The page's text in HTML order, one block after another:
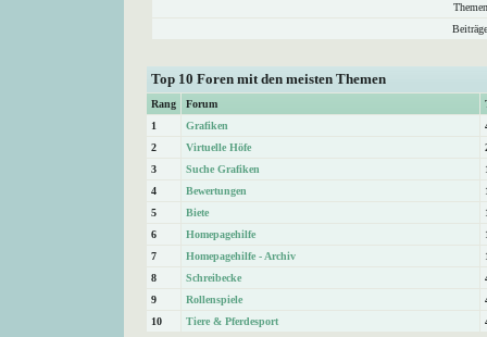
Top 10 Foren mit den meisten Themen
Rang Forum
1
Grafiken
2
Virtuelle Höfe
3
Suche Grafiken
4
Bewertungen
5
Biete
6
Homepagehilfe
7
Homepagehilfe - Archiv
8
Schreibecke
9
Rollenspiele
10
Tiere & Pferdesport